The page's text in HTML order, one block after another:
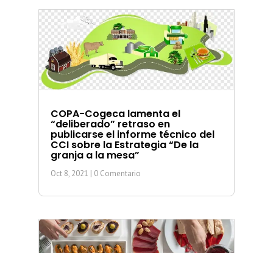
COPA-Cogeca lamenta el
“deliberado” retraso en
publicarse el informe técnico del
CCI sobre la Estrategia “De la
granja a la mesa”
Oct 8, 2021 | 0 Comentario